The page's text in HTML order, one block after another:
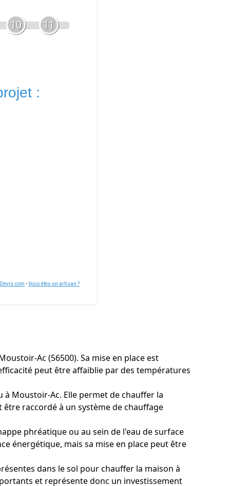
10 11
:
-Vous êtes un artisan ?
Ac (56500). Sa mise en place est
peut être affaiblie par des températures
Moustoir-Ac. Elle permet de chauffer la
raccordé à un système de chauffage
phréatique ou au sein de l'eau de surface
énergétique, mais sa mise en place peut être
dans le sol pour chauffer la maison à
et représente donc un investissement